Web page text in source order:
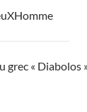
grec « Diabolos